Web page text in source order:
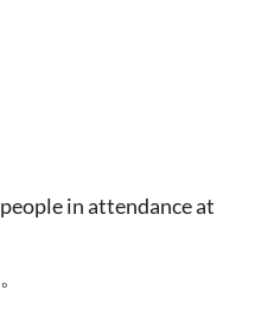
in attendance at